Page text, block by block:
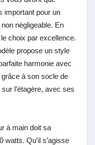
important pour un
négligeable. En
choix par excellence.
propose un style
harmonie avec
à son socle de
l’étagère, avec ses
à main doit sa
Qu’il s’agisse